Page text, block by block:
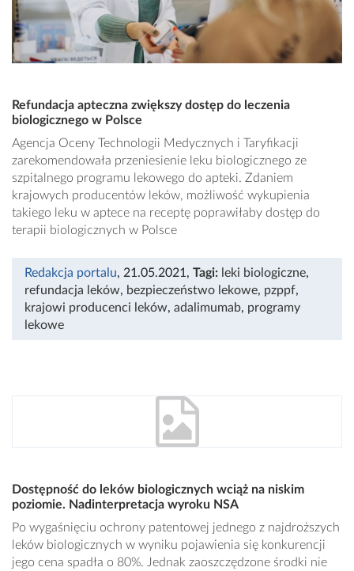
Refundacja apteczna zwiększy dostęp do leczenia
biologicznego w Polsce
Agencja Oceny Technologii Medycznych i Taryfikacji
zarekomendowała przeniesienie leku biologicznego ze
szpitalnego programu lekowego do apteki. Zdaniem
krajowych producentów leków, możliwość wykupienia
takiego leku w aptece na receptę poprawiłaby dostęp do
terapii biologicznych w Polsce
Redakcja portalu, 21.05.2021 , Tagi: leki biologiczne,
refundacja leków, bezpieczeństwo lekowe, pzppf,
krajowi producenci leków, adalimumab, programy
lekowe
Dostępność do leków biologicznych wciąż na niskim
poziomie. Nadinterpretacja wyroku NSA
Po wygaśnięciu ochrony patentowej jednego z najdroższych
leków biologicznych w wyniku pojawienia się konkurencji
jego cena spadła o 80%. Jednak zaoszczędzone środki nie